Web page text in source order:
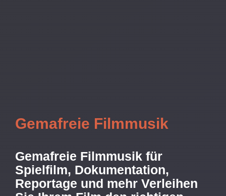
Gemafreie Filmmusik
Gemafreie Filmmusik für
Spielfilm, Dokumentation,
Reportage und mehr Verleihen